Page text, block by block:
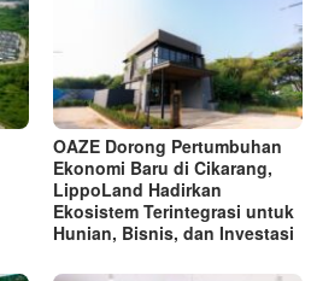
OAZE Dorong Pertumbuhan
Ekonomi Baru di Cikarang,
LippoLand Hadirkan
Ekosistem Terintegrasi untuk
Hunian, Bisnis, dan Investasi